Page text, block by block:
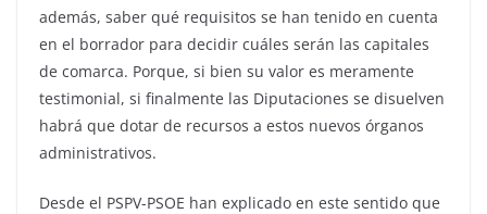
además, saber qué requisitos se han tenido en cuenta
en el borrador para decidir cuáles serán las capitales
de comarca. Porque, si bien su valor es meramente
testimonial, si finalmente las Diputaciones se disuelven
habrá que dotar de recursos a estos nuevos órganos
administrativos.
Desde el PSPV-PSOE han explicado en este sentido que